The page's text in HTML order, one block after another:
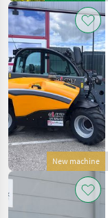
New machine